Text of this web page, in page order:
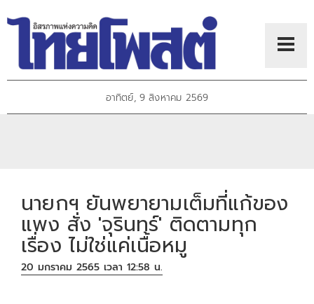
อาทิตย์, 9 สิงหาคม 2569
นายกฯ ยันพยายามเต็มที่แก้ของ
แพง สั่ง 'จุรินทร์' ติดตามทุก
เรื่อง ไม่ใช่แค่เนื้อหมู
20 มกราคม 2565 เวลา 12:58 น.